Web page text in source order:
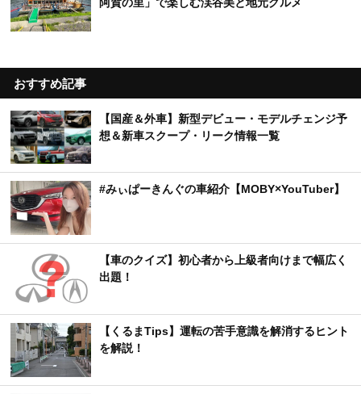
おすすめ記事
【国産＆外車】新型デビュー・モデルチェンジ予
想＆新車スクープ・リーク情報一覧
#みぃぱーきんぐの車紹介【MOBY×YouTuber】
【車のクイズ】初心者から上級者向けまで幅広く
出題！
【くるまTips】運転の苦手意識を解消するヒント
を解説！